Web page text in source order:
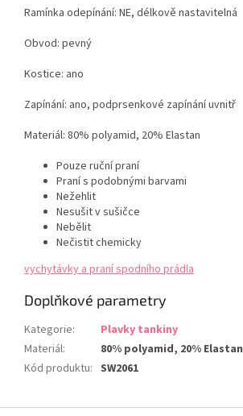
Ramínka odepínání: NE, délkově nastavitelná
Obvod: pevný
Kostice: ano
Zapínání: ano, podprsenkové zapínání uvnitř
Materiál: 80% polyamid, 20% Elastan
Pouze ruční praní
Praní s podobnými barvami
Nežehlit
Nesušit v sušičce
Nebělit
Nečistit chemicky
vychytávky a praní spodního prádla
Doplňkové parametry
Kategorie:
Plavky tankiny
Materiál:
80% polyamid, 20% Elastan
Kód produktu: SW2061